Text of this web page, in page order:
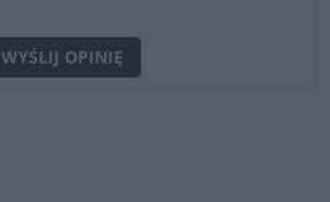
WYŚLIJ OPINIĘ